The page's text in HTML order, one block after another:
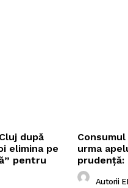
după
elimina pe
pentru
urma
Autorii